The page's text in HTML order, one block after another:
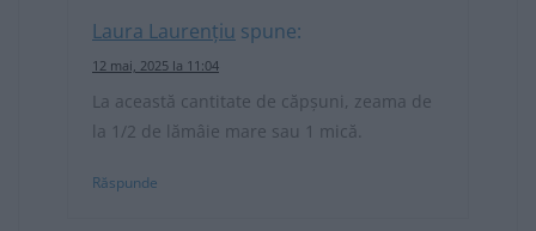
Laura Laurențiu spune:
12 mai, 2025 la 11:04
La această cantitate de căpșuni, zeama de
la 1/2 de lămâie mare sau 1 mică.
Răspunde